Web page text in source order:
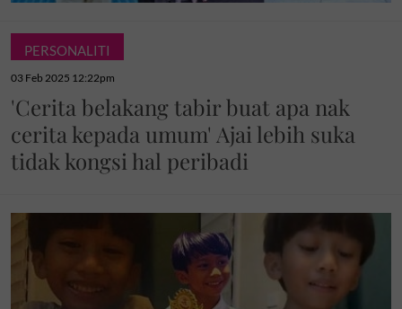
PERSONALITI
03 Feb 2025 12:22pm
'Cerita belakang tabir buat apa nak
cerita kepada umum' Ajai lebih suka
tidak kongsi hal peribadi